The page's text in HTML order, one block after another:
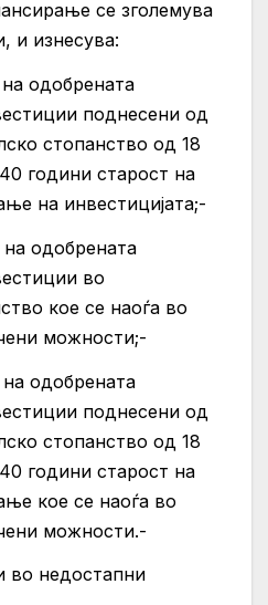
се зголемува
и изнесува:
одобрената
поднесени од
стопанство од 18
години старост на
на инвестицијата;-
одобрената
во
кое се наоѓа во
можности;-
одобрената
поднесени од
стопанство од 18
години старост на
кое се наоѓа во
можности.-
во недостапни